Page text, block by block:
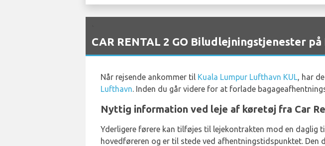
CAR RENTAL 2 GO Biludlejningstjenester
Når rejsende ankommer til Kuala Lumpur Lufthavn KUL, har
Lufthavn. Inden du går videre for at forlade
Nyttig information ved leje af køretøj fra Car
Yderligere førere kan tilføjes til lejekontrakten mod en
hovedføreren og er til stede ved afhentningstidspunktet.